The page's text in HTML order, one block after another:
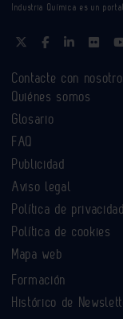
Industria Química es un
Contacte con
Quiénes somos
Glosario
FAQ
Publicidad
Aviso legal
Política de privacidad
Política de cookies
Mapa web
Formación
Histórico de